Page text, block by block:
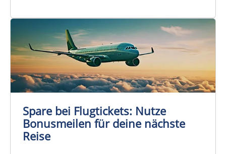
Spare bei Flugtickets: Nutze
Bonusmeilen für deine nächste
Reise